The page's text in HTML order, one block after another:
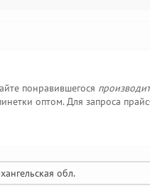
понравившегося
оптом. Для запроса
обл.